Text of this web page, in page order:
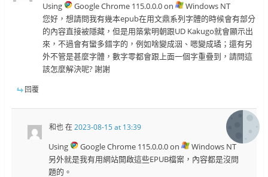
Using Google Chrome 115.0.0.0 on
Windows NT
您好，想請問我有幾本epub在用文鼎系列字體的時候會有部分
的內容直接被隱藏，但是用築紫明朝跟UD Kakugo就會顯示出
來，不過會有蠻多錯字的，例如啥變成洇、嗯變成璚；還有另
外不管是甚麼字體，數字零都會跟上面一個字重疊到，請問這
該怎麼解決呢? 謝謝
回覆
和也在2023-08-15 at 13:39
Using Google Chrome 115.0.0.0 on
Windows NT
另外就是我有用網站開啟這些EPUB檔案，內容都是沒問
題的。